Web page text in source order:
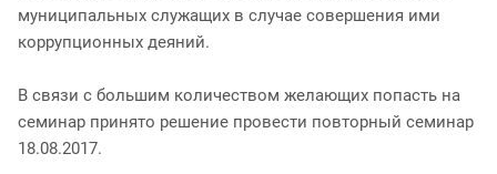
муниципальных служащих в случае совершения ими
коррупционных деяний.
В связи с большим количеством желающих попасть на
семинар принято решение провести повторный семинар
18.08.2017.